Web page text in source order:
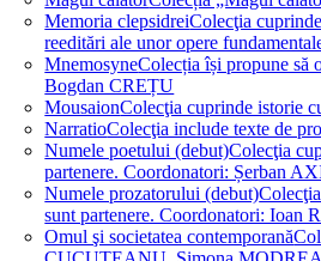
Memoria clepsidreiColecţia
reeditări ale unor opere
MnemosyneColecția își propune
Bogdan CREȚU
MousaionColecţia cuprinde istorie
NarratioColecţia include texte de
Numele poetului (debut)Colecţia
partenere. Coordonatori: Șerban
Numele prozatorului (debut)
sunt partenere. Coordonatori:
Omul şi societatea contemporană